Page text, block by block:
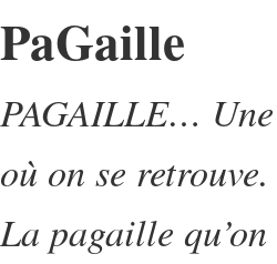
PaGaille
PAGAILLE… Une
où on se retrouve.
La pagaille